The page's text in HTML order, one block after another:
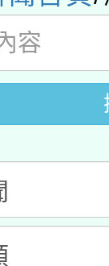
研究
優單
月22
孔廟
啟航」
桃園